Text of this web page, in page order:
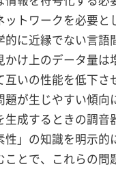
トワークを必要と
的に近縁でない言語
かけ上のデータ量は
互いの性能を低下さ
題が生じやすい傾向
生成するときの調音
性」の知識を明示的
ことで、これらの問